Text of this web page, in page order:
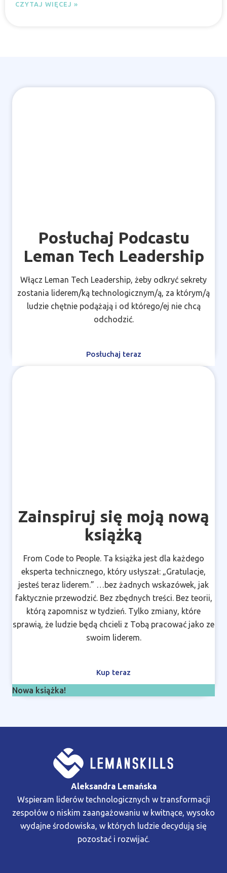
CZYTAJ WIĘCEJ »
Posłuchaj Podcastu
Leman Tech Leadership
Włącz Leman Tech Leadership, żeby odkryć sekrety
zostania liderem/ką technologicznym/ą, za którym/ą
ludzie chętnie podążają i od którego/ej nie chcą
odchodzić.
Posłuchaj teraz
Zainspiruj się moją nową
książką
From Code to People. Ta książka jest dla każdego
eksperta technicznego, który usłyszał: „Gratulacje,
jesteś teraz liderem.” …bez żadnych wskazówek, jak
faktycznie przewodzić. Bez zbędnych treści. Bez teorii,
którą zapomnisz w tydzień. Tylko zmiany, które
sprawią, że ludzie będą chcieli z Tobą pracować jako ze
swoim liderem.
Kup teraz
Nowa książka!
Aleksandra Lemańska
Wspieram liderów technologicznych w transformacji
zespołów o niskim zaangażowaniu w kwitnące, wysoko
wydajne środowiska, w których ludzie decydują się
pozostać i rozwijać.